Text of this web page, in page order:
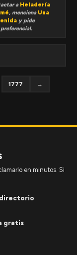
a Heladería
, menciona Una
y pide
1777
→
en minutos. Si
directorio
gratis